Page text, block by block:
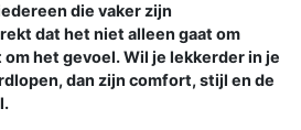
die vaker zijn
dat het niet alleen gaat om
het gevoel. Wil je lekkerder in je
dan zijn comfort, stijl en de